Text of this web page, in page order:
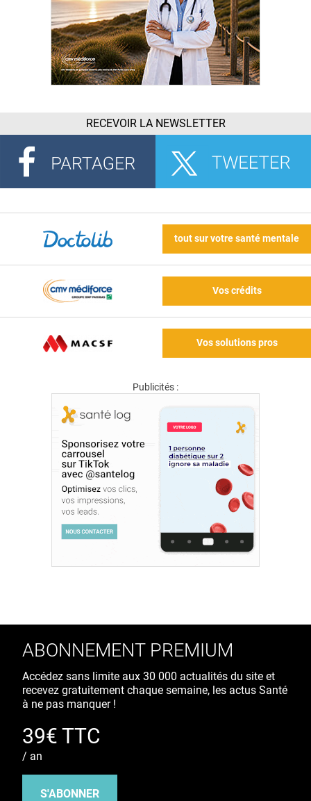
RECEVOIR LA NEWSLETTER
tout sur votre santé mentale
Vos crédits
Vos solutions pros
Publicités :
ABONNEMENT PREMIUM
Accédez sans limite aux 30 000 actualités du site et
recevez gratuitement chaque semaine, les actus Santé
à ne pas manquer !
39€ TTC
/ an
S'ABONNER